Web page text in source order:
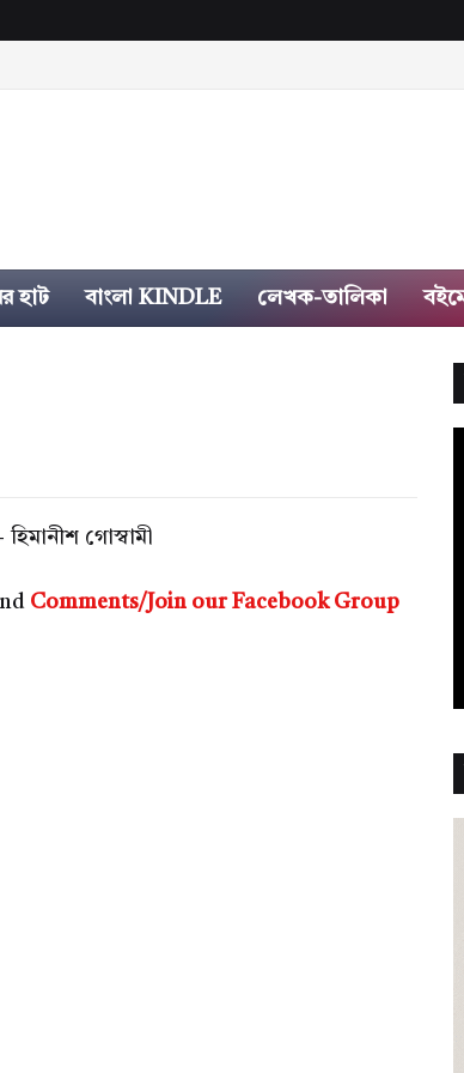
হাট বাংলা KINDLE লেখক-তালিকা
হিমানীশ গোস্বামী
Comments/Join our Facebook Group